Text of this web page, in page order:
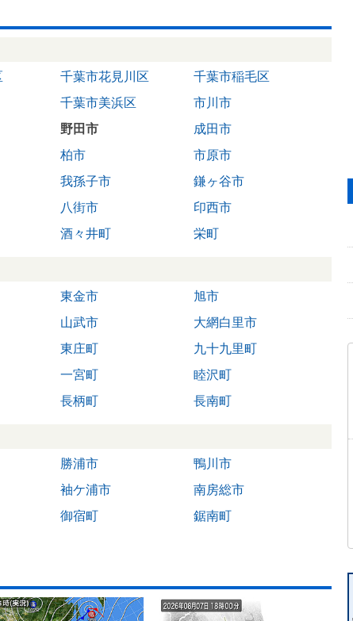
千葉市花見川区
千葉市稲毛区
千葉市美浜区
市川市
野田市
成田市
柏市
市原市
我孫子市
鎌ヶ谷市
八街市
印西市
酒々井町 栄町
東金市
旭市
山武市
大網白里市
東庄町
九十九里町
一宮町
睦沢町
長柄町 長南町
勝浦市
鴨川市
袖ケ浦市
南房総市
御宿町 鋸南町